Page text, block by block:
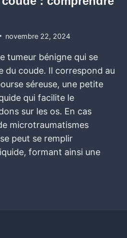
novembre 22, 2024
tumeur bénigne qui se
du coude. Il correspond au
séreuse, une petite
qui facilite le
sur les os. En cas
microtraumatismes
peut se remplir
formant ainsi une